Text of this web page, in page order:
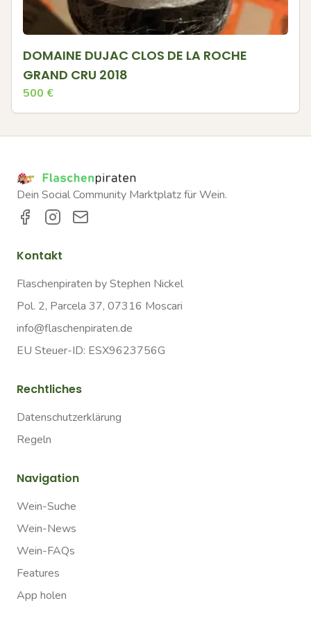
DOMAINE DUJAC CLOS DE LA ROCHE
GRAND CRU 2018
500 €
Dein Social Community Marktplatz für Wein.
Kontakt
Flaschenpiraten by Stephen Nickel
Pol. 2, Parcela 37, 07316 Moscari
info@flaschenpiraten.de
EU Steuer-ID: ESX9623756G
Rechtliches
Datenschutzerklärung
Regeln
Navigation
Wein-Suche
Wein-News
Wein-FAQs
Features
App holen